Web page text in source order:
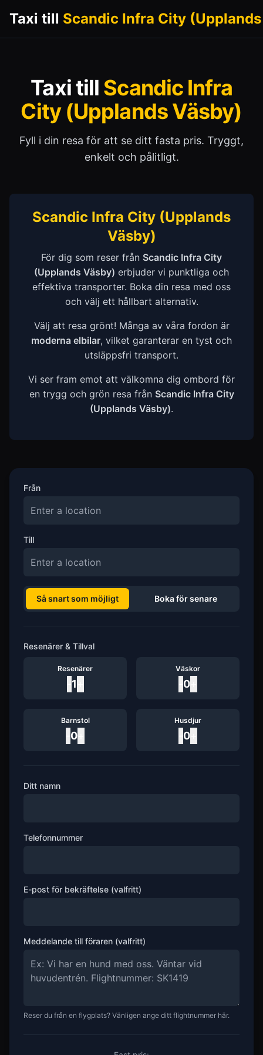
Taxi till Scandic Infra City
Taxi till Scandic Infra
City (Upplands Väsby)
Fyll i din resa för att se ditt fasta pris. Tryggt,
enkelt och pålitligt.
Scandic Infra City (Upplands
Väsby)
För dig som reser från Scandic Infra City
(Upplands Väsby) erbjuder vi punktliga och
effektiva transporter. Boka din resa med oss
och välj ett hållbart alternativ.
Välj att resa grönt! Många av våra fordon är
moderna elbilar, vilket garanterar en tyst och
utsläppsfri transport.
Vi ser fram emot att välkomna dig ombord för
en trygg och grön resa från Scandic Infra City
(Upplands Väsby).
Från
Till
Så snart som möjligt Boka för senare
Resenärer & Tillval
Resenärer
1
Väskor
0
Barnstol
0
Husdjur
0
Ditt namn
Telefonnummer
E-post för bekräftelse (valfritt)
Meddelande till föraren (valfritt)
Reser du från en flygplats? Vänligen ange ditt flightnummer här.